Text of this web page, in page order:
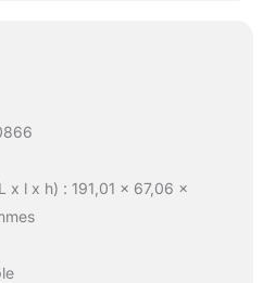
x l x h) : 191,01 x 67,06 x